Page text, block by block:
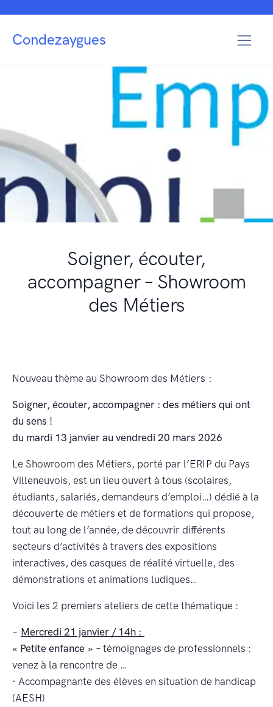
Condezaygues
Soigner, écouter,
accompagner – Showroom
des Métiers
Nouveau thème au Showroom des Métiers :
Soigner, écouter, accompagner : des métiers qui ont
du sens !
du mardi 13 janvier au vendredi 20 mars 2026
Le Showroom des Métiers, porté par l’ERIP du Pays
Villeneuvois, est un lieu ouvert à tous (scolaires,
étudiants, salariés, demandeurs d’emploi…) dédié à la
découverte de métiers et de formations qui propose,
tout au long de l’année, de découvrir différents
secteurs d’activités à travers des expositions
interactives, des casques de réalité virtuelle, des
démonstrations et animations ludiques…
Voici les 2 premiers ateliers de cette thématique :
– Mercredi 21 janvier / 14h :
« Petite enfance » – témoignages de professionnels :
venez à la rencontre de …
· Accompagnante des élèves en situation de handicap
(AESH)